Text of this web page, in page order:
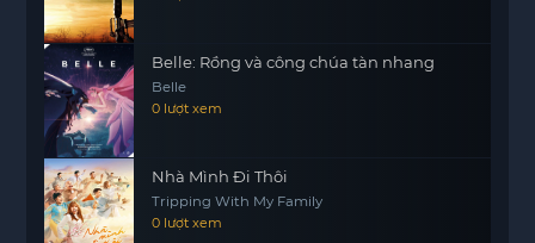
Belle: Rồng và công chúa tàn nhang
Belle
0 lượt xem
Nhà Mình Đi Thôi
Tripping With My Family
0 lượt xem